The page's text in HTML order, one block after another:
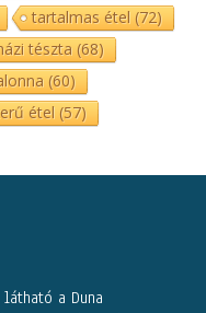
tartalmas étel (72)
tészta (68)
(60)
étel (57)
a Duna